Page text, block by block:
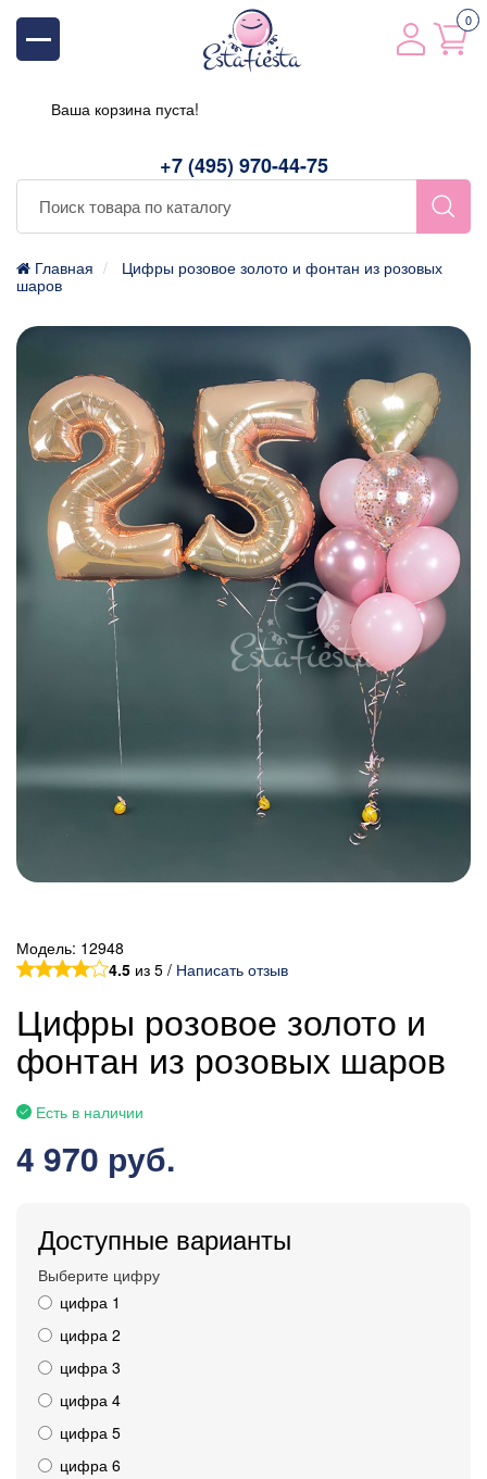
+7 (495) 970-44-75
0
Ваша корзина пуста!
Главная
Цифры розовое золото и фонтан из розовых
шаров
Модель: 12948
4.5 из 5 / Написать отзыв
Цифры розовое золото и
фонтан из розовых шаров
Есть в наличии
4 970 руб.
Доступные варианты
Выберите цифру
цифра 1
цифра 2
цифра 3
цифра 4
цифра 5
цифра 6